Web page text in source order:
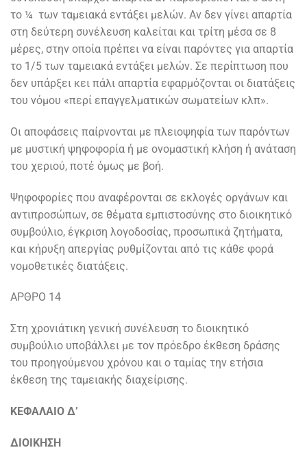
το ¼ των ταμειακά εντάξει μελών. Αν δεν γίνει απαρτία
στη δεύτερη συνέλευση καλείται και τρίτη μέσα σε 8
μέρες, στην οποία πρέπει να είναι παρόντες για απαρτία
το 1/5 των ταμειακά εντάξει μελών. Σε περίπτωση που
δεν υπάρξει κει πάλι απαρτία εφαρμόζονται οι διατάξεις
του νόμου «περί επαγγελματικών σωματείων κλπ».
Οι αποφάσεις παίρνονται με πλειοψηφία των παρόντων
με μυστική ψηφοφορία ή με ονομαστική κλήση ή ανάταση
του χεριού, ποτέ όμως με βοή.
Ψηφοφορίες που αναφέρονται σε εκλογές οργάνων και
αντιπροσώπων, σε θέματα εμπιστοσύνης στο διοικητικό
συμβούλιο, έγκριση λογοδοσίας, προσωπικά ζητήματα,
και κήρυξη απεργίας ρυθμίζονται από τις κάθε φορά
νομοθετικές διατάξεις.
ΑΡΘΡΟ 14
Στη χρονιάτικη γενική συνέλευση το διοικητικό
συμβούλιο υποβάλλει με τον πρόεδρο έκθεση δράσης
του προηγούμενου χρόνου και ο ταμίας την ετήσια
έκθεση της ταμειακής διαχείρισης.
ΚΕΦΑΛΑΙΟ Δ’
ΔΙΟΙΚΗΣΗ